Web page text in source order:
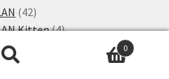
4242
produktů
Kitten 44
Senior
Sterilised
0